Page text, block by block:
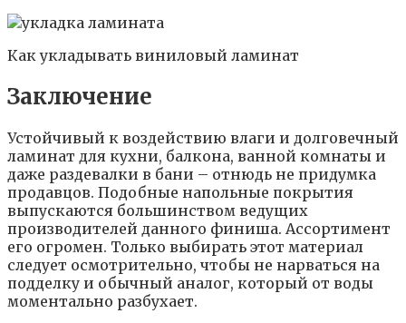
Как укладывать виниловый ламинат
Заключение
Устойчивый к воздействию влаги и долговечный
ламинат для кухни, балкона, ванной комнаты и
даже раздевалки в бани – отнюдь не придумка
продавцов. Подобные напольные покрытия
выпускаются большинством ведущих
производителей данного финиша. Ассортимент
его огромен. Только выбирать этот материал
следует осмотрительно, чтобы не нарваться на
подделку и обычный аналог, который от воды
моментально разбухает.